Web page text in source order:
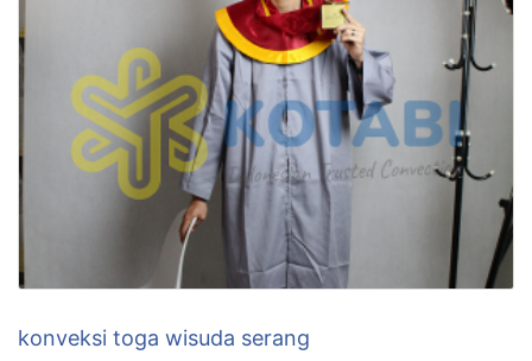
konveksi toga wisuda serang